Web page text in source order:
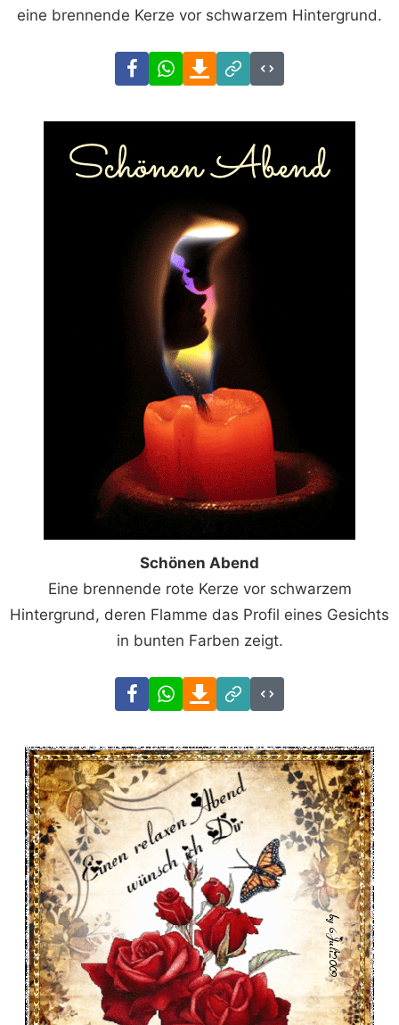
eine brennende Kerze vor schwarzem Hintergrund.
FacebookWhatsAppDownload
Link
Code
Schönen Abend
Eine brennende rote Kerze vor schwarzem
Hintergrund, deren Flamme das Profil eines Gesichts
in bunten Farben zeigt.
FacebookWhatsAppDownload
Link
Code